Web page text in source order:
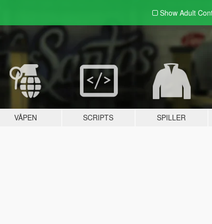
Show Adult
VÅPEN SCRIPTS SPILLER